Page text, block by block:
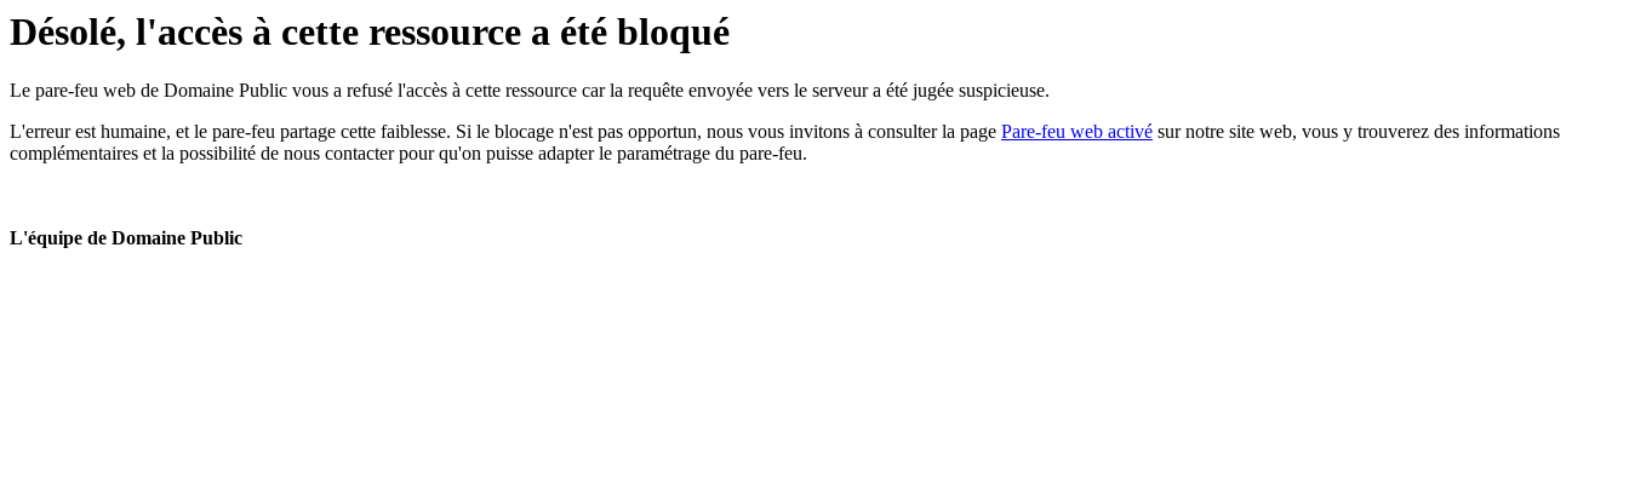
Désolé, l'accès à cette ressource a été bloqué
Le pare-feu web de Domaine Public vous a refusé l'accès à cette ressource car la requête envoyée vers le serveur a été jugée suspicieuse.
L'erreur est humaine, et le pare-feu partage cette faiblesse. Si le blocage n'est pas opportun, nous vous invitons à consulter la page Pare-feu web activé sur notre site web, vous y trouverez des informations
complémentaires et la possibilité de nous contacter pour qu'on puisse adapter le paramétrage du pare-feu.
L'équipe de Domaine Public